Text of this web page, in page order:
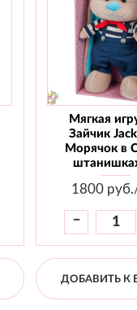
Мягкая
Зайчик
Морячок в
1800
-
ДОБАВИТЬ К